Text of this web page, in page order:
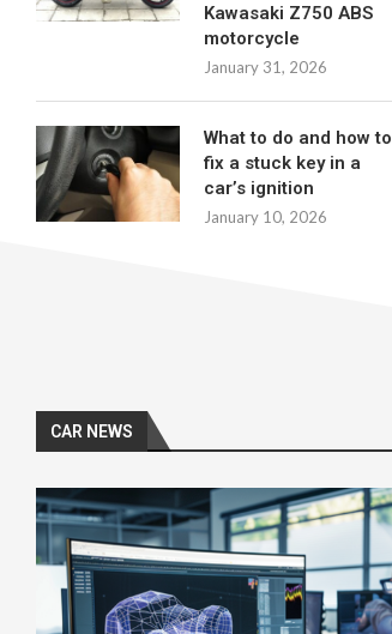
Kawasaki Z750 ABS
motorcycle
January 31, 2026
What to do and how to
fix a stuck key in a
car’s ignition
January 10, 2026
CAR NEWS